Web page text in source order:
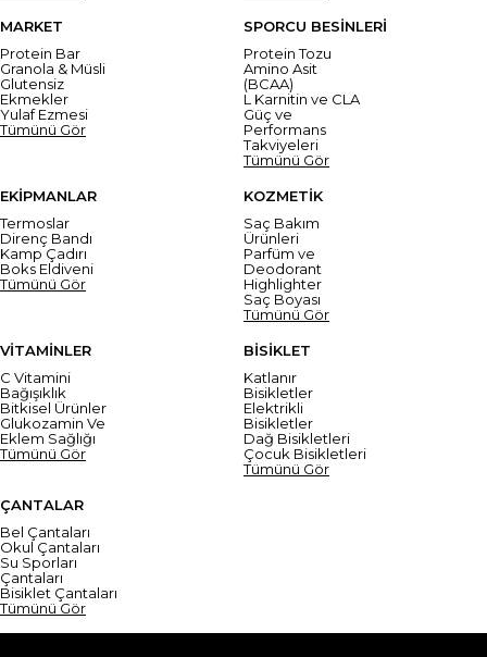
MARKET
Protein Bar
Granola & Müsli
Glutensiz
Ekmekler
Yulaf Ezmesi
Tümünü Gör
SPORCU BESİNLERİ
Protein Tozu
Amino Asit
(BCAA)
L Karnitin ve CLA
Güç ve
Performans
Takviyeleri
Tümünü Gör
EKİPMANLAR
Termoslar
Direnç Bandı
Kamp Çadırı
Boks Eldiveni
Tümünü Gör
KOZMETİK
Saç Bakım
Ürünleri
Parfüm ve
Deodorant
Highlighter
Saç Boyası
Tümünü Gör
VİTAMİNLER
C Vitamini
Bağışıklık
Bitkisel Ürünler
Glukozamin Ve
Eklem Sağlığı
Tümünü Gör
BİSİKLET
Katlanır
Bisikletler
Elektrikli
Bisikletler
Dağ Bisikletleri
Çocuk Bisikletleri
Tümünü Gör
ÇANTALAR
Bel Çantaları
Okul Çantaları
Su Sporları
Çantaları
Bisiklet Çantaları
Tümünü Gör